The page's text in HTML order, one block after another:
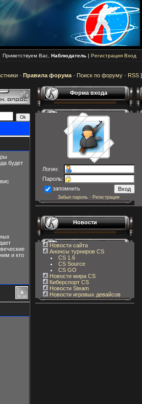
Приветствуем Вас, Наблюдатель | Регистрация Вход
· Правила форума · Поиск по форуму · RSS ]
будет
и кто
Форма входа
Логин:
Пароль:
запомнить
Забыл пароль · Регистрация
Новости
Новости сайта
Анонсы турниров CS
CS 1.6
CS Source
CS GO
Новости мира CS
Киберспорт CS
Новости Steam
Новости игровых девайсов